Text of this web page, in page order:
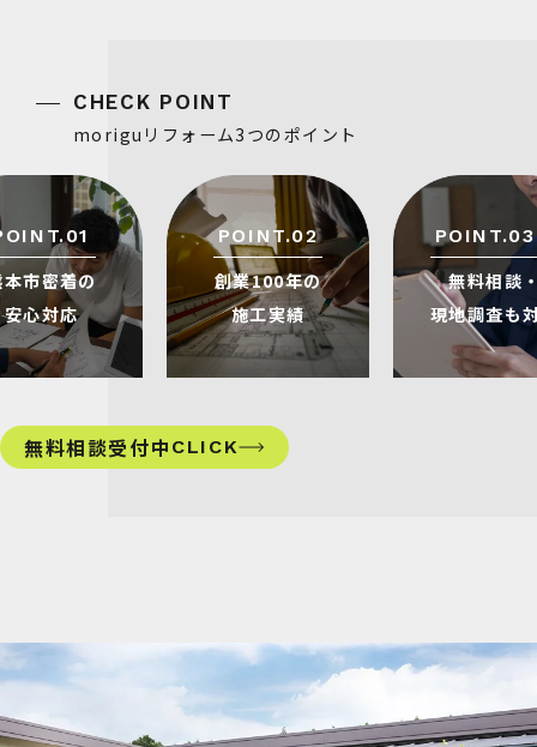
moriguリフォーム3つのポイント
本市密着の
安心対応
POINT.02
創業100年の
施工実績
POINT.03
無料相談
現地調査も
無料相談受付中 CLICK